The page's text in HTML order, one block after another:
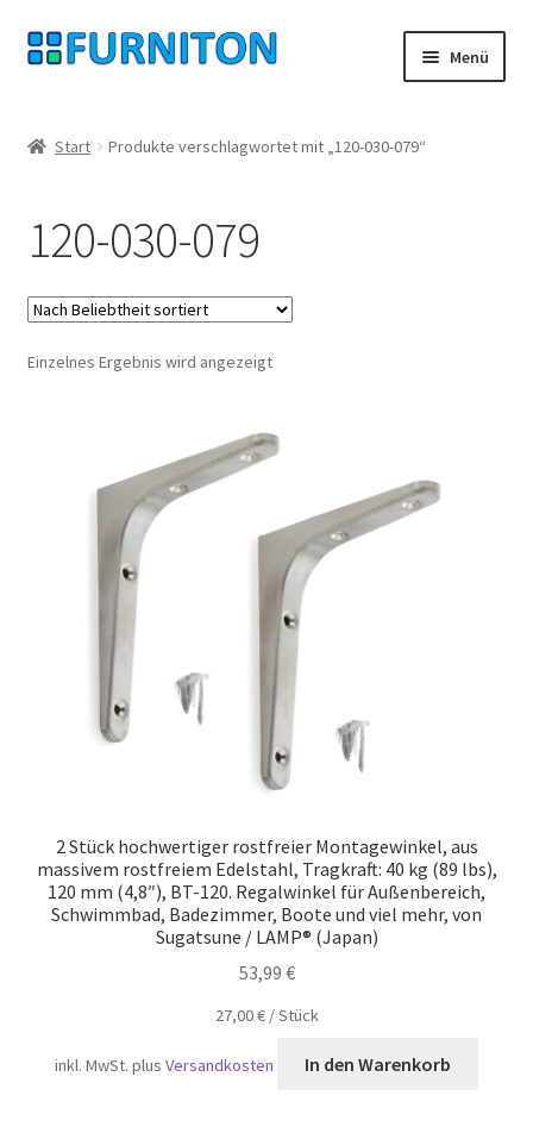
Zur
Navigation
Zum
Inhalt
Menü
Datenschutz
Widerrufsrecht
Kontakt
Start Produkte verschlagwortet mit „120-030-079“
120-030-079
Einzelnes Ergebnis wird angezeigt
2 Stück hochwertiger rostfreier Montagewinkel, aus
massivem rostfreiem Edelstahl, Tragkraft: 40 kg (89 lbs),
120 mm (4,8″), BT-120. Regalwinkel für Außenbereich,
Schwimmbad, Badezimmer, Boote und viel mehr, von
Sugatsune / LAMP® (Japan)
53,99 €
27,00€/Stück
inkl. MwSt. plusVersandkosten In den Warenkorb